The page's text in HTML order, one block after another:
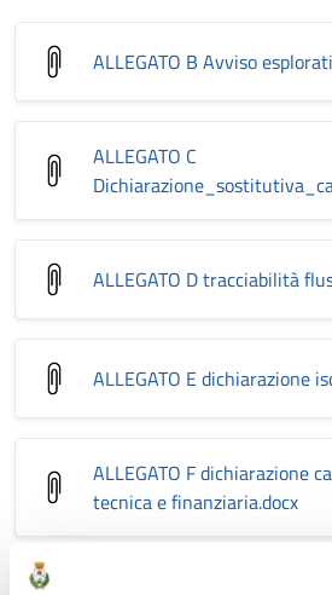
ALLEGATO B Avviso
ALLEGATO C
ALLEGATO D tracciabilità
ALLEGATO E dichiarazione
ALLEGATO F dichiarazione
tecnica e finanziaria.docx